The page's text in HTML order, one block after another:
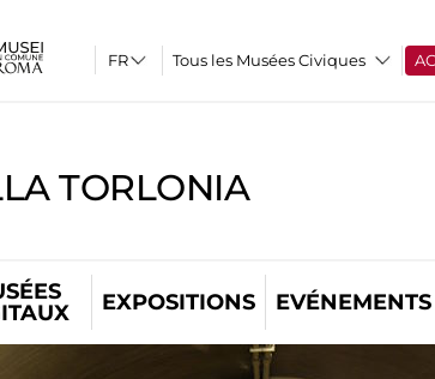
Tous les Musées Civiques
TORLONIA
EXPOSITIONS EVÉNEMENTS